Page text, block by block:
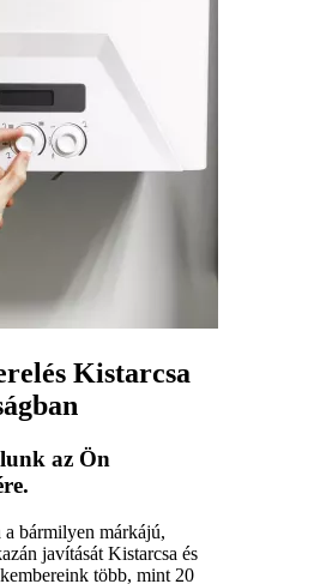
Kistarcsa
az Ön
bármilyen márkájú,
javítását Kistarcsa és
több, mint 20